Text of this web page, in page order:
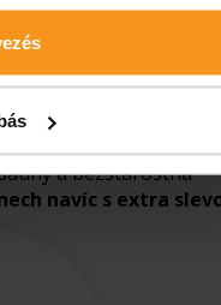
a bezstarostná
navíc s extra